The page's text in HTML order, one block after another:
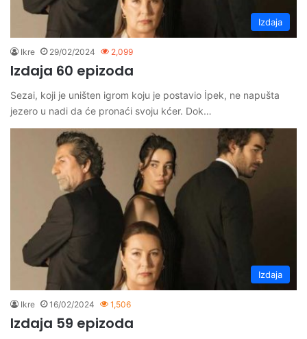
Izdaja
Ikre 29/02/2024 2,099
Izdaja 60 epizoda
Sezai, koji je uništen igrom koju je postavio İpek, ne napušta
jezero u nadi da će pronaći svoju kćer. Dok…
Izdaja
Ikre 16/02/2024 1,506
Izdaja 59 epizoda